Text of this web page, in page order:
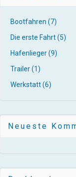
Bootfahren (7)
Die erste Fahrt(5)
Hafenlieger(9)
Trailer(1)
Werkstatt(6)
Neueste